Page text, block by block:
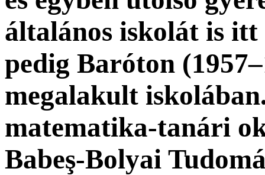
általános iskolát is
pedig Baróton
megalakult
matematika-tanári
Babeş-Bolyai